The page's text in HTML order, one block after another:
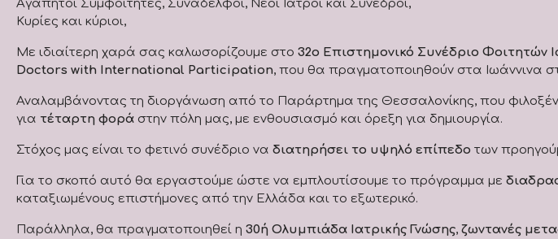
Αγαπητοί Συμφοιτητές, Συνάδελφοι, Νέοι Ιατροί και Σύνεδροι,
Κυρίες και κύριοι,
Με ιδιαίτερη χαρά σας καλωσορίζουμε στο 32ο Επιστημονικό Συνέδριο Φοιτητών
Doctors with International Participation, που θα πραγματοποιηθούν στα Ιωάννινα
Αναλαμβάνοντας τη διοργάνωση από το Παράρτημα της Θεσσαλονίκης, που
για τέταρτη φορά στην πόλη μας, με ενθουσιασμό και όρεξη για δημιουργία.
Στόχος μας είναι το φετινό συνέδριο να διατηρήσει το υψηλό επίπεδο των
Για το σκοπό αυτό θα εργαστούμε ώστε να εμπλουτίσουμε το πρόγραμμα με
καταξιωμένους επιστήμονες από την Ελλάδα και το εξωτερικό.
Παράλληλα, θα πραγματοποιηθεί η 30ή Ολυμπιάδα Ιατρικής Γνώσης, ζωντανές